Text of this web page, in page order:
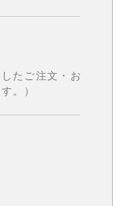
たご注文・お
。）